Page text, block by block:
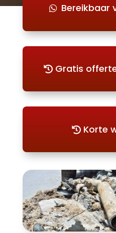
Bereikbaar
Gratis
Korte